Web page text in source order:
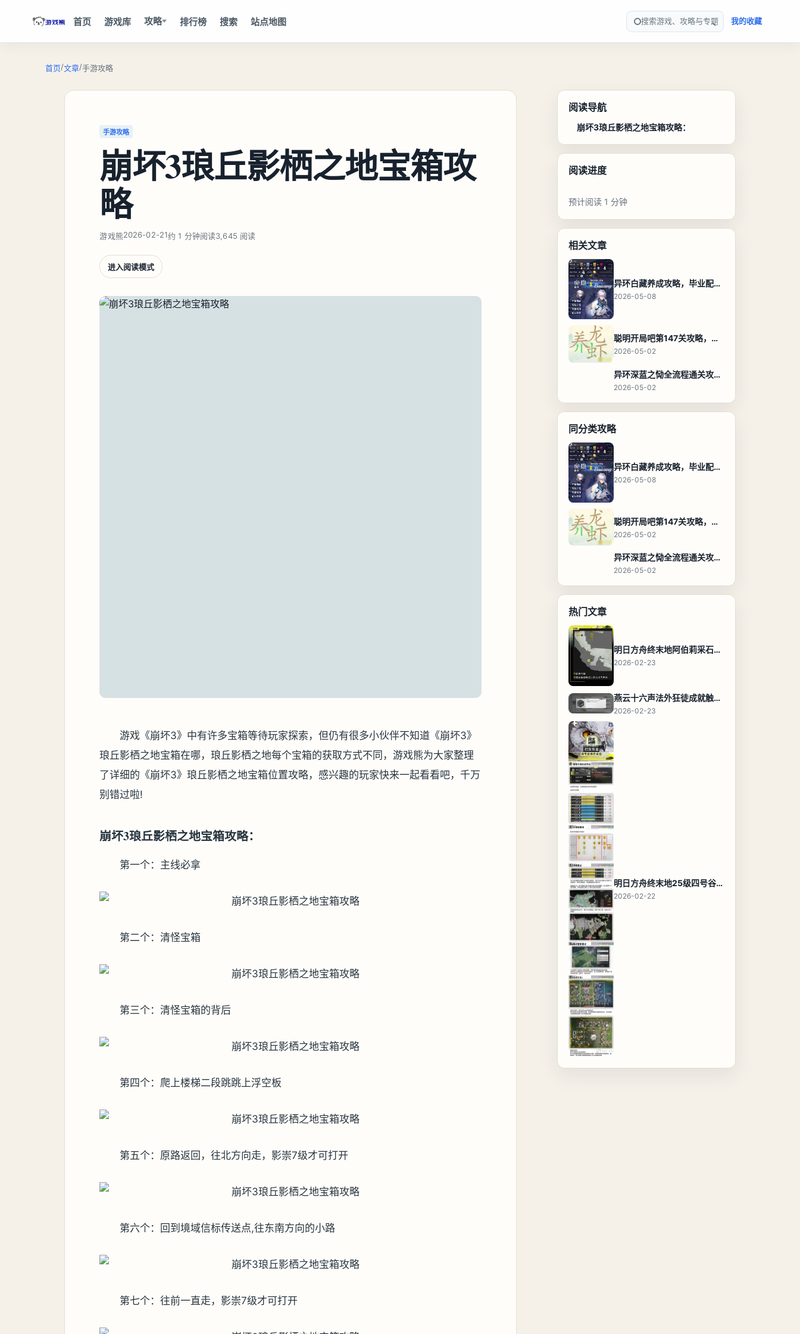
首页 游戏库 攻略 排行榜 搜索 站点地图 搜索游戏、攻略与专题 我的收藏
首页/文章/手游攻略
手游攻略
崩坏3琅丘影栖之地宝箱攻
略
游戏熊2026-02-21约 1 分钟阅读3,645 阅读
进入阅读模式
游戏《崩坏3》中有许多宝箱等待玩家探索，但仍有很多小伙伴不知道《崩坏3》
琅丘影栖之地宝箱在哪，琅丘影栖之地每个宝箱的获取方式不同，游戏熊为大家整理
了详细的《崩坏3》琅丘影栖之地宝箱位置攻略，感兴趣的玩家快来一起看看吧，千万
别错过啦!
崩坏3琅丘影栖之地宝箱攻略：
第一个：主线必拿
第二个：清怪宝箱
第三个：清怪宝箱的背后
第四个：爬上楼梯二段跳跳上浮空板
第五个：原路返回，往北方向走，影崇7级才可打开
第六个：回到境域信标传送点,往东南方向的小路
第七个：往前一直走，影崇7级才可打开
阅读导航
崩坏3琅丘影栖之地宝箱攻略：
阅读进度
预计阅读 1 分钟
相关文章
异环白藏养成攻略，毕业配装、技能加点与阵容搭配保姆级解析
2026-05-08
聪明开局吧第147关攻略，养龙虾找出27个常用字通关答案
2026-05-02
异环深蓝之恸全流程通关攻略，教程与隐藏奖励
2026-05-02
同分类攻略
异环白藏养成攻略，毕业配装、技能加点与阵容搭配保姆级解析
2026-05-08
聪明开局吧第147关攻略，养龙虾找出27个常用字通关答案
2026-05-02
异环深蓝之恸全流程通关攻略，教程与隐藏奖励
2026-05-02
热门文章
明日方舟终末地阿伯莉采石场宝箱全收集攻略，全点位分布图与路线
2026-02-23
燕云十六声法外狂徒成就触发条件与通关攻略
2026-02-23
明日方舟终末地25级四号谷地基地蓝图，高效布局规划
2026-02-22